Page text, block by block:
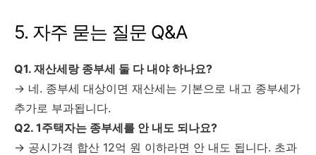
5. 자주 묻는 질문 Q&A
Q1. 재산세랑 종부세 둘 다 내야 하나요?
→ 네. 종부세 대상이면 재산세는 기본으로 내고 종부세가
추가로 부과됩니다.
Q2. 1주택자는 종부세를 안 내도 되나요?
→ 공시가격 합산 12억 원 이하라면 안 내도 됩니다. 초과